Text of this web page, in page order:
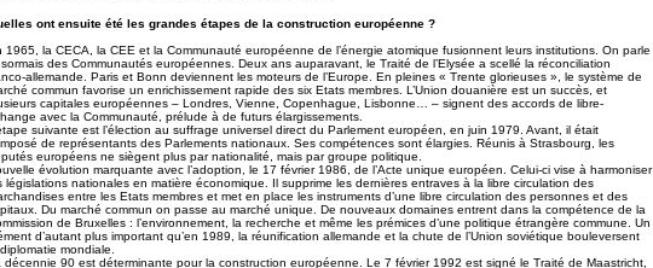
ont ensuite été les grandes étapes de la construction européenne ?
1965, la CECA, la CEE et la Communauté européenne de l’énergie atomique fusionnent leurs institutions. On parle
des Communautés européennes. Deux ans auparavant, le Traité de l’Elysée a scellé la réconciliation
allemande. Paris et Bonn deviennent les moteurs de l’Europe. En pleines « Trente glorieuses », le système de
commun favorise un enrichissement rapide des six Etats membres. L’Union douanière est un succès, et
capitales européennes – Londres, Vienne, Copenhague, Lisbonne… – signent des accords de libre-
avec la Communauté, prélude à de futurs élargissements.
suivante est l’élection au suffrage universel direct du Parlement européen, en juin 1979. Avant, il était
de représentants des Parlements nationaux. Ses compétences sont élargies. Réunis à Strasbourg, les
européens ne siègent plus par nationalité, mais par groupe politique.
évolution marquante avec l’adoption, le 17 février 1986, de l’Acte unique européen. Celui-ci vise à harmoniser
législations nationales en matière économique. Il supprime les dernières entraves à la libre circulation des
entre les Etats membres et met en place les instruments d’une libre circulation des personnes et des
Du marché commun on passe au marché unique. De nouveaux domaines entrent dans la compétence de la
de Bruxelles : l’environnement, la recherche et même les prémices d’une politique étrangère commune. Un
d’autant plus important qu’en 1989, la réunification allemande et la chute de l’Union soviétique bouleversent
mondiale.
décennie 90 est déterminante pour la construction européenne. Le 7 février 1992 est signé le Traité de Maastricht,